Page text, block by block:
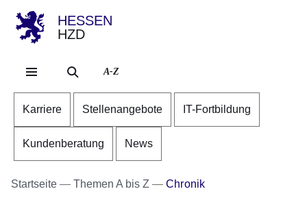
HESSEN
HZD
A-Z
Karriere Stellenangebote IT-Fortbildung
Kundenberatung News
Startseite Themen A bis Z Chronik